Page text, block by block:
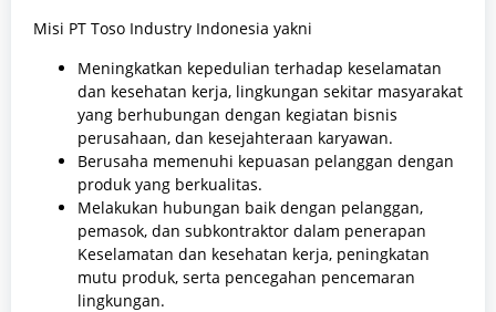
Misi PT Toso Industry Indonesia yakni
Meningkatkan kepedulian terhadap keselamatan
dan kesehatan kerja, lingkungan sekitar masyarakat
yang berhubungan dengan kegiatan bisnis
perusahaan, dan kesejahteraan karyawan.
Berusaha memenuhi kepuasan pelanggan dengan
produk yang berkualitas.
Melakukan hubungan baik dengan pelanggan,
pemasok, dan subkontraktor dalam penerapan
Keselamatan dan kesehatan kerja, peningkatan
mutu produk, serta pencegahan pencemaran
lingkungan.